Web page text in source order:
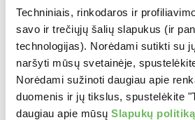
Techniniais, rinkodaros ir
savo ir trečiųjų šalių slapukus (ir
technologijas). Norėdami sutikti su
naršyti mūsų svetainėje,
Norėdami sužinoti daugiau apie
duomenis ir jų tikslus, spustelėkite
daugiau apie mūsų Slapukų politiką
LIFESTAGE • Adult Sterilized
Visavertis pašaras sterilizuotoms
katėms